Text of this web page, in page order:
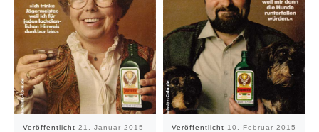
Veröffentlicht 21. Januar 2015 Veröffentlicht 10. Februar 2015